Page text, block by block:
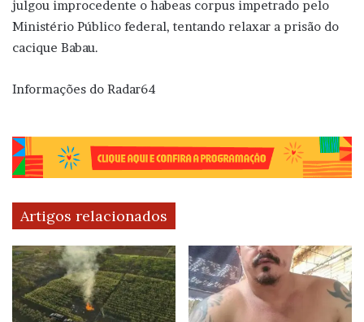
julgou improcedente o habeas corpus impetrado pelo
Ministério Público federal, tentando relaxar a prisão do
cacique Babau.
Informações do Radar64
Artigos relacionados